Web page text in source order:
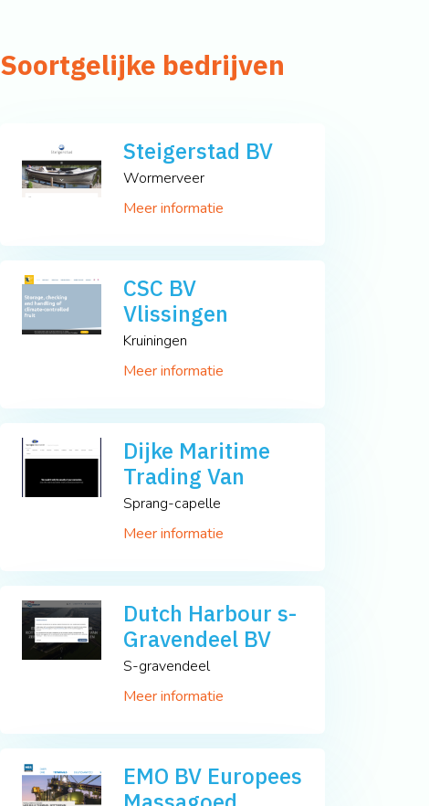
Soortgelijke bedrijven
Steigerstad BV
Wormerveer
Meer informatie
CSC BV
Vlissingen
Kruiningen
Meer informatie
Dijke Maritime
Trading Van
Sprang-capelle
Meer informatie
Dutch Harbour s-
Gravendeel BV
S-gravendeel
Meer informatie
EMO BV Europees